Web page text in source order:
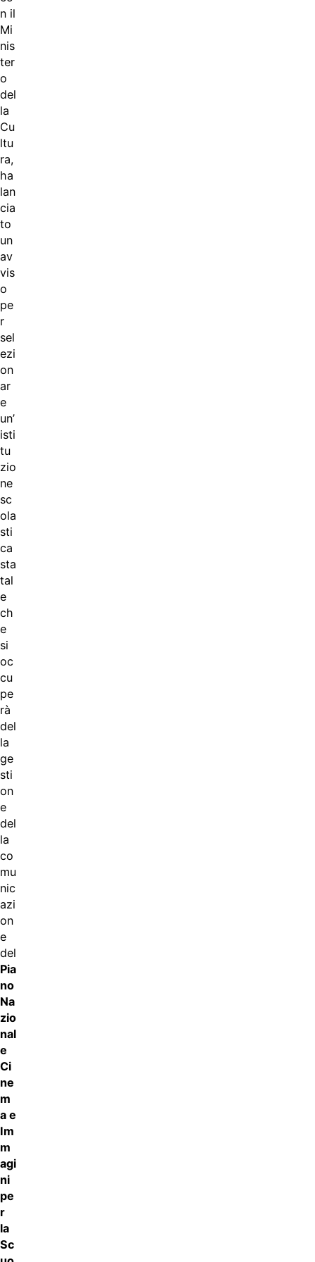
n il
Mi
nis
ter
o
del
la
Cu
ltu
ra,
ha
lan
cia
to
un
av
vis
o
pe
r
sel
ezi
on
ar
e
un’
isti
tu
zio
ne
sc
ola
sti
ca
sta
tal
e
ch
e
si
oc
cu
pe
rà
del
la
ge
sti
on
e
del
la
co
mu
nic
azi
on
e
del
Pia
no
Na
zio
nal
e
Ci
ne
m
a e
Im
m
agi
ni
pe
r
la
Sc